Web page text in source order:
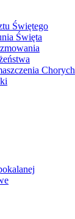
Świętego
Święta
Chorych